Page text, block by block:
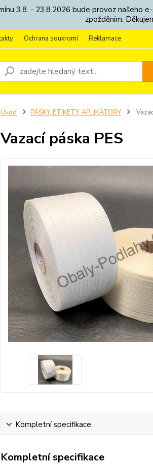
3.8. - 23.8.2026 bude provoz
zpožděním.
Ochrana soukromí Reklamace
Úvod PÁSKY, ETIKETY, APLIKÁTORY
Vazací páska PES
Kompletní specifikace
Kompletní specifikace